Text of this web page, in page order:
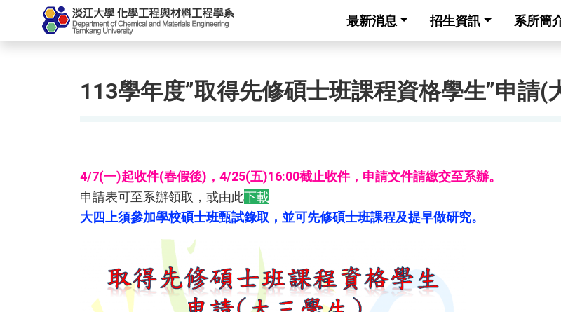
最新消息 招生資訊 系所簡
113學年度”取得先修碩士班課程資格學生”申請
4/7(一)起收件(春假後)，4/25(五)16:00截止收件，申請文件請繳交至系辦。
申請表可至系辦領取，或由此下載
大四上須參加學校碩士班甄試錄取，並可先修碩士班課程及提早做研究。